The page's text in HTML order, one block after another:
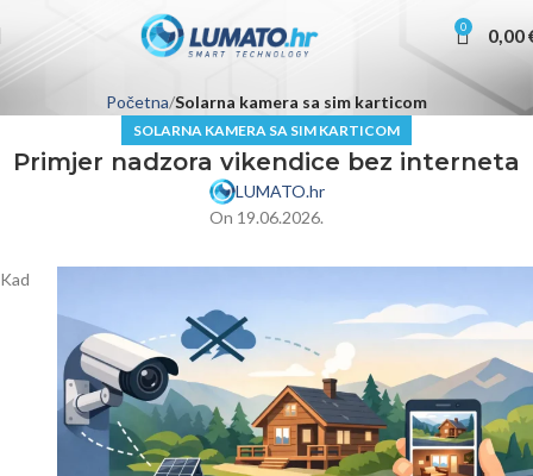
0 0,00
Početna Solarna kamera sa sim karticom
SOLARNA KAMERA SA SIM KARTICOM
Primjer nadzora vikendice bez interneta
LUMATO.hr
On 19.06.2026.
Kad